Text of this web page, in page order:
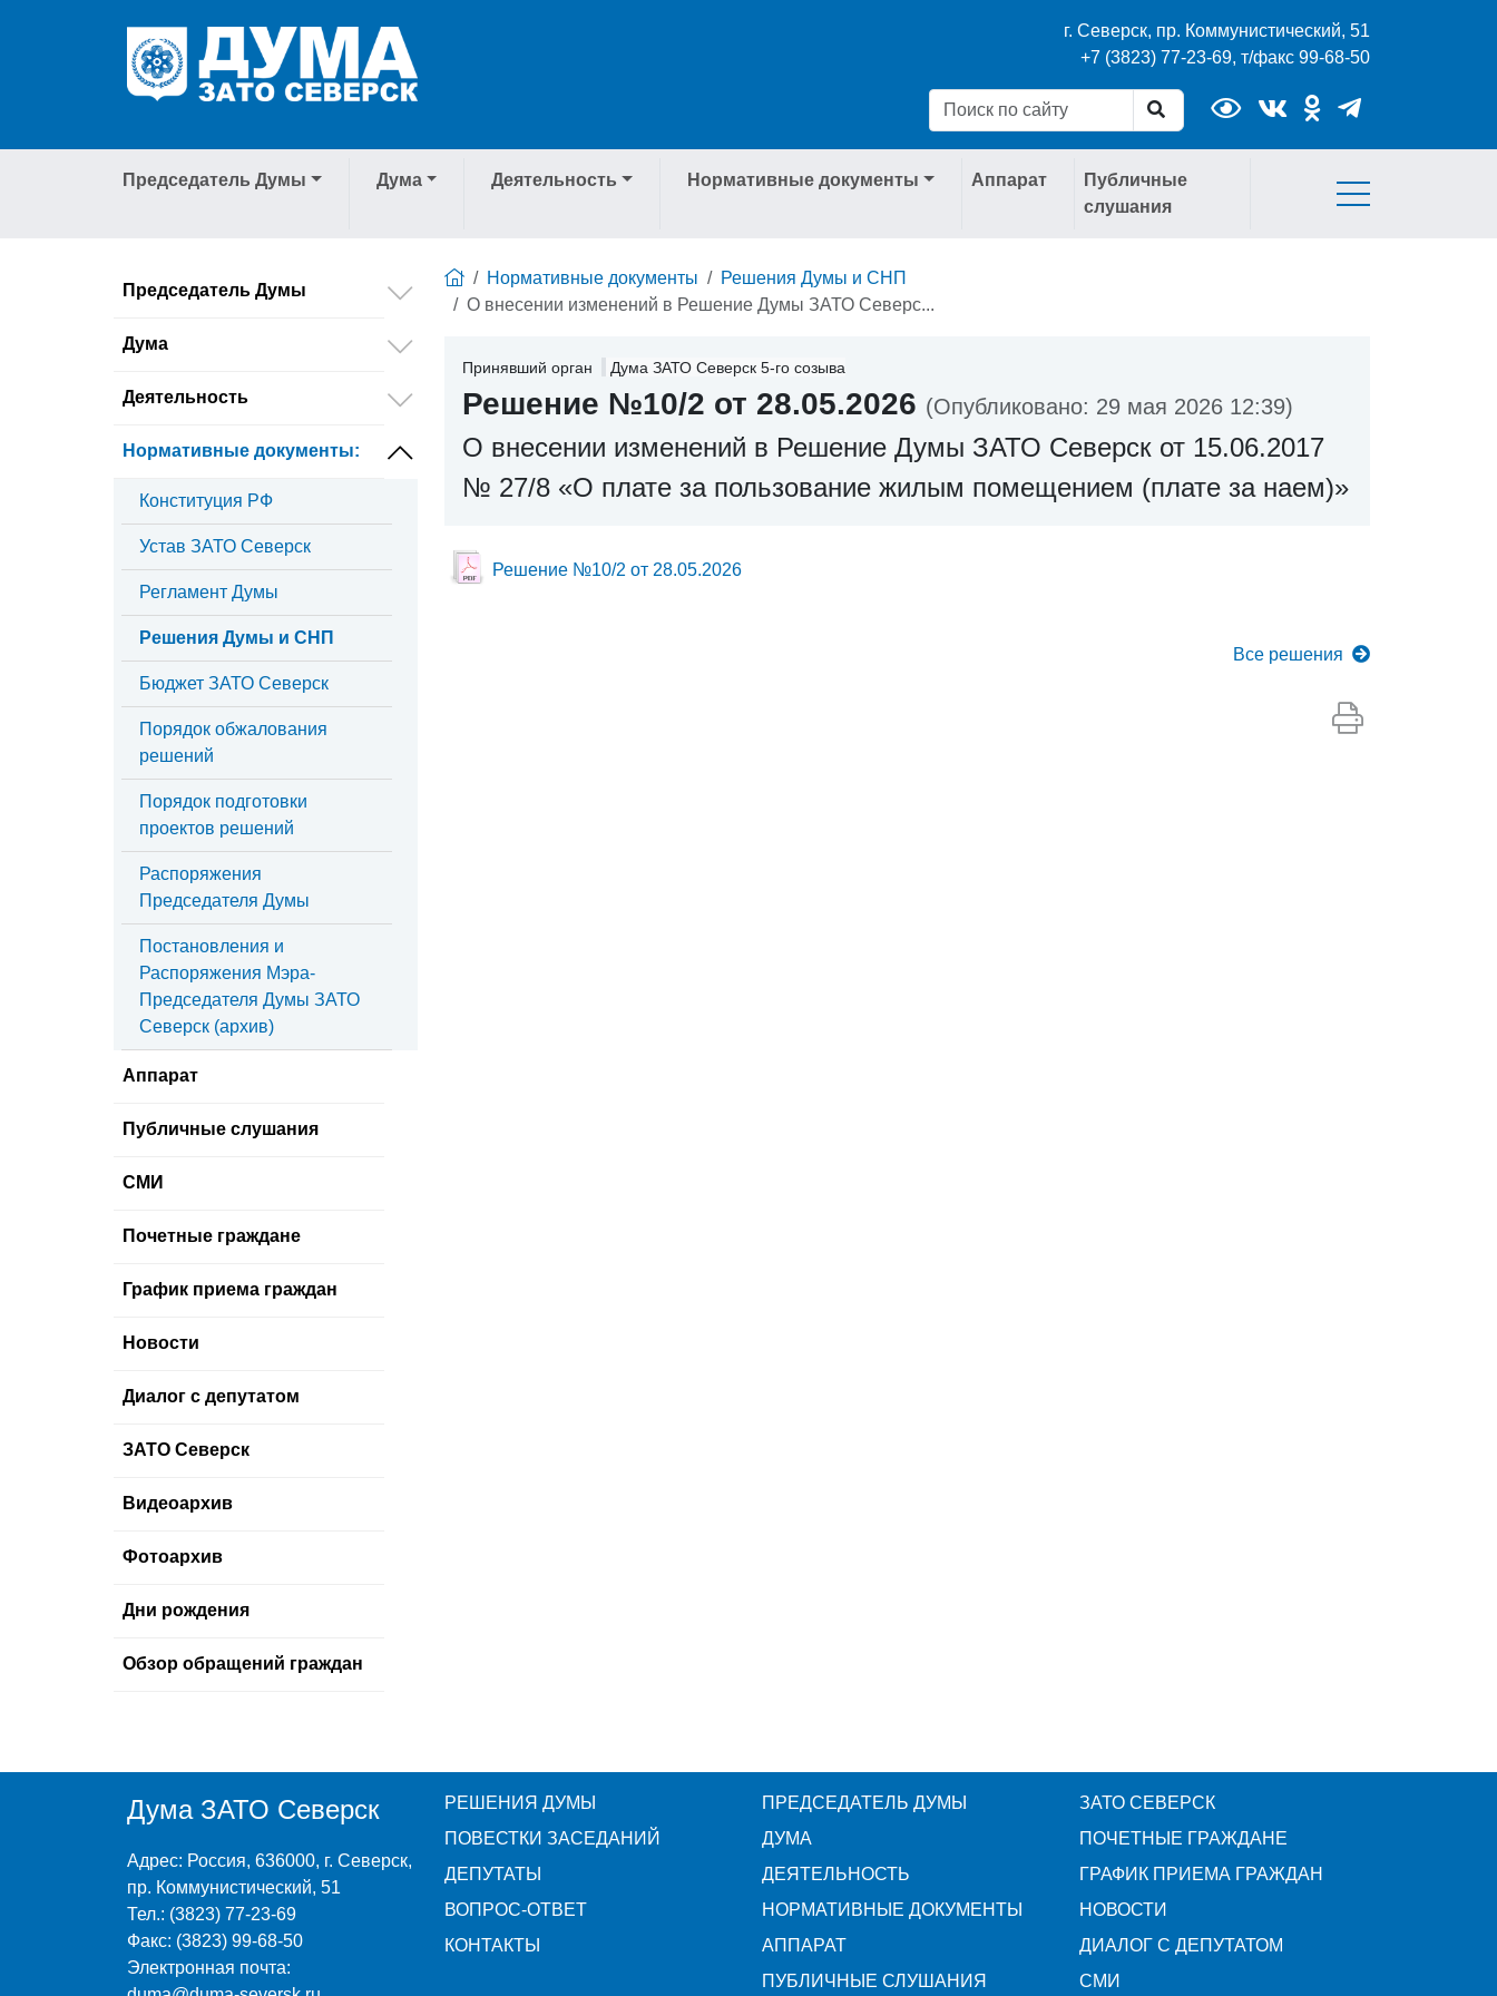
г. Северск, пр. Коммунистический, 51
+7 (3823) 77-23-69, т/факс 99-68-50
Председатель Думы Дума Деятельность Нормативные документы Аппарат
Публичные
слушания
Председатель Думы
Дума
Деятельность
Нормативные документы:
Конституция РФ
Устав ЗАТО Северск
Регламент Думы
Решения Думы и СНП
Бюджет ЗАТО Северск
Порядок обжалования
решений
Порядок подготовки
проектов решений
Распоряжения
Председателя Думы
Постановления и
Распоряжения Мэра-
Председателя Думы ЗАТО
Северск (архив)
Аппарат
Публичные слушания
СМИ
Почетные граждане
График приема граждан
Новости
Диалог с депутатом
ЗАТО Северск
Видеоархив
Фотоархив
Дни рождения
Обзор обращений граждан
Нормативные документы
Решения Думы и СНП
О внесении изменений в Решение Думы ЗАТО Северс...
Принявший орган Дума ЗАТО Северск 5-го созыва
Решение №10/2 от 28.05.2026 (Опубликовано: 29 мая 2026 12:39)
О внесении изменений в Решение Думы ЗАТО Северск от 15.06.2017
№ 27/8 «О плате за пользование жилым помещением (плате за наем)»
Решение №10/2 от 28.05.2026
Все решения
Дума ЗАТО Северск
Адрес: Россия, 636000, г. Северск,
пр. Коммунистический, 51
Тел.: (3823) 77-23-69
Факс: (3823) 99-68-50
Электронная почта:
РЕШЕНИЯ ДУМЫ
ПОВЕСТКИ ЗАСЕДАНИЙ
ДЕПУТАТЫ
ВОПРОС-ОТВЕТ
КОНТАКТЫ
ПРЕДСЕДАТЕЛЬ ДУМЫ
ДУМА
ДЕЯТЕЛЬНОСТЬ
НОРМАТИВНЫЕ ДОКУМЕНТЫ
АППАРАТ
ПУБЛИЧНЫЕ СЛУШАНИЯ
ЗАТО СЕВЕРСК
ПОЧЕТНЫЕ ГРАЖДАНЕ
ГРАФИК ПРИЕМА ГРАЖДАН
НОВОСТИ
ДИАЛОГ С ДЕПУТАТОМ
СМИ